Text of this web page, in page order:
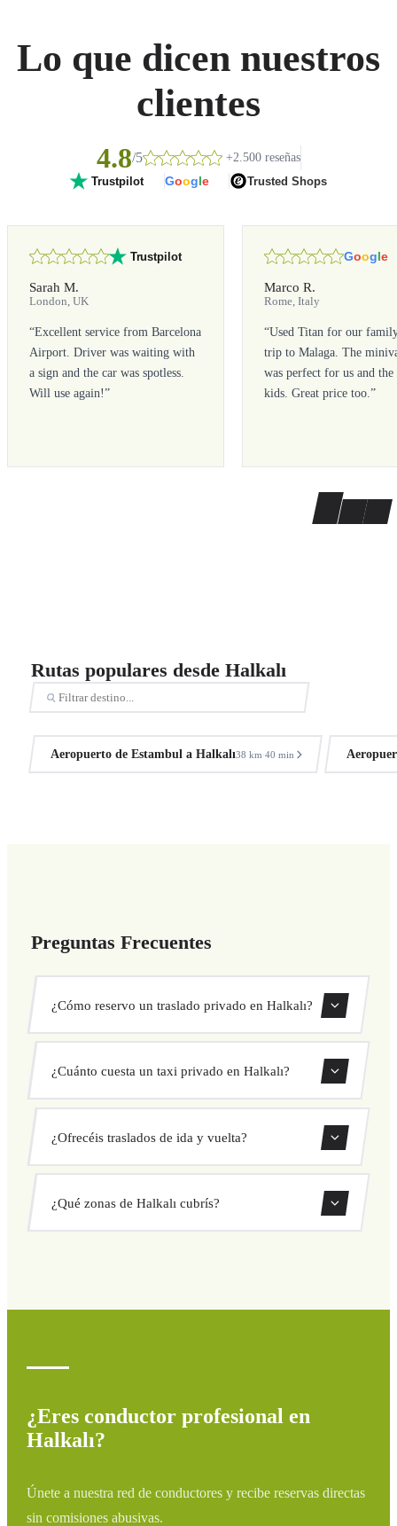
Lo que dicen nuestros
clientes
4.8/5 +2.500 reseñas
Trustpilot Google Trusted Shops
Trustpilot
Sarah M.
London, UK
“Excellent service from Barcelona
Airport. Driver was waiting with
a sign and the car was spotless.
Will use again!”
Google
Marco R.
Rome, Italy
“Used Titan for our
trip to Malaga. The
was perfect for us and the
kids. Great price too.”
Rutas populares desde Halkalı
Aeropuerto de Estambul a Halkalı38 km·40 min
Preguntas Frecuentes
¿Cómo reservo un traslado privado en Halkalı?
Usa nuestro formulario de reserva para buscar y confirmar
tu traslado al instante. Elige recogida y destino, selecciona
¿Cuánto cuesta un taxi privado en Halkalı?
cerrado antes de salir. Sin cargos ocultos ni sorpresas.
Consulta tu precio al instante en el formulario.
¿Ofrecéis traslados de ida y vuelta?
directamente desde nuestro sistema de reservas.
¿Qué zonas de Halkalı cubrís?
¿Eres conductor profesional en
Halkalı?
Únete a nuestra red de conductores y recibe reservas directas
sin comisiones abusivas.